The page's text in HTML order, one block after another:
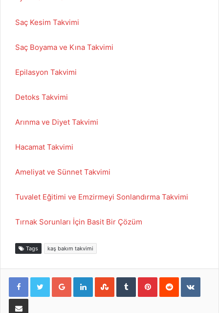
Saç Kesim Takvimi
Saç Boyama ve Kına Takvimi
Epilasyon Takvimi
Detoks Takvimi
Arınma ve Diyet Takvimi
Hacamat Takvimi
Ameliyat ve Sünnet Takvimi
Tuvalet Eğitimi ve Emzirmeyi Sonlandırma Takvimi
Tırnak Sorunları İçin Basit Bir Çözüm
Tags kaş bakım takvimi
Google+LinkedInStumbleUpon
TumblrPinterestReddit
E-Posta ile paylaş